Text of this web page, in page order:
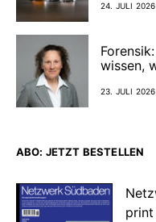
24. JULI 2026
wissen,
23. JULI 2026
ABO: JETZT BESTELLEN